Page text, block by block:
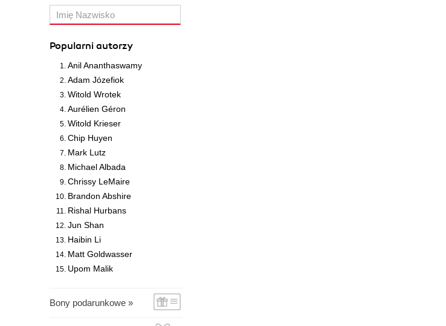
Popularni autorzy
Anil Ananthaswamy
Adam Józefiok
Witold Wrotek
Aurélien Géron
Witold Krieser
Chip Huyen
Mark Lutz
Michael Albada
Chrissy LeMaire
Brandon Abshire
Rishal Hurbans
Jun Shan
Haibin Li
Matt Goldwasser
Upom Malik
Bony podarunkowe »